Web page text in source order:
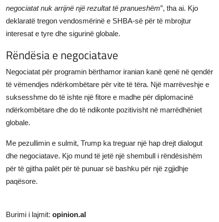
negociatat nuk arrijnë një rezultat të pranueshëm”, tha ai. Kjo
deklaratë tregon vendosmërinë e SHBA-së për të mbrojtur
interesat e tyre dhe sigurinë globale.
Rëndësia e negociatave
Negociatat për programin bërthamor iranian kanë qenë në qendër
të vëmendjes ndërkombëtare për vite të tëra. Një marrëveshje e
suksesshme do të ishte një fitore e madhe për diplomacinë
ndërkombëtare dhe do të ndikonte pozitivisht në marrëdhëniet
globale.
Me pezullimin e sulmit, Trump ka treguar një hap drejt dialogut
dhe negociatave. Kjo mund të jetë një shembull i rëndësishëm
për të gjitha palët për të punuar së bashku për një zgjidhje
paqësore.
Burimi i lajmit: opinion.al